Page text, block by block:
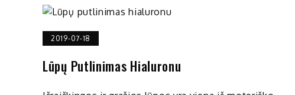
2019-07-18
Lūpų Putlinimas Hialuronu